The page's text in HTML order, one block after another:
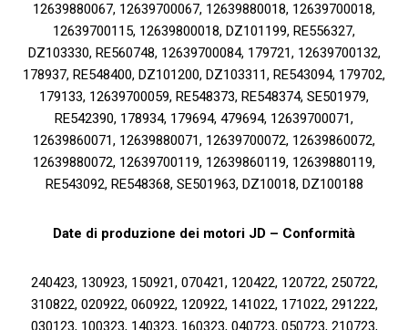
12639880067, 12639700067, 12639880018, 12639700018,
12639700115, 12639800018, DZ101199, RE556327,
DZ103330, RE560748, 12639700084, 179721, 12639700132,
178937, RE548400, DZ101200, DZ103311, RE543094, 179702,
179133, 12639700059, RE548373, RE548374, SE501979,
RE542390, 178934, 179694, 479694, 12639700071,
12639860071, 12639880071, 12639700072, 12639860072,
12639880072, 12639700119, 12639860119, 12639880119,
RE543092, RE548368, SE501963, DZ10018, DZ100188
Date di produzione dei motori JD – Conformità
240423, 130923, 150921, 070421, 120422, 120722, 250722,
310822, 020922, 060922, 120922, 141022, 171022, 291222,
030123, 100323, 140323, 160323, 040723, 050723, 210723,